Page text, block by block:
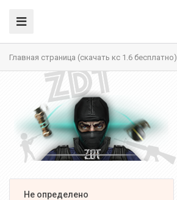
Главная страница (скачать кс 1.6 бесплатно)
️ Не определено